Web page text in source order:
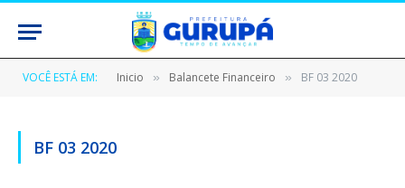
VOCÊ ESTÁ EM: Inicio » Balancete Financeiro » BF 03 2020
BF 03 2020